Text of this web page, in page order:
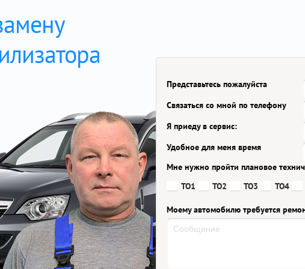
Представьтесь пожалуйста
Связаться со мной по телефону
Я приеду в сервис:
Удобное для меня время
Мне нужно пройти плановое
ТО1
ТО2 ТО3 ТО4
Моему автомобилю требуется